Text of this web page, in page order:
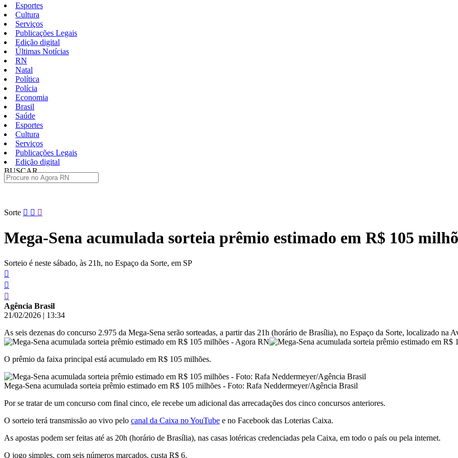
Esportes
Cultura
Serviços
Publicações Legais
Edição digital
Últimas Notícias
RN
Natal
Política
Polícia
Economia
Brasil
Saúde
Esportes
Cultura
Serviços
Publicações Legais
Edição digital
BUSCAR
Pular
conteúdo
Sorte
Mega-Sena acumulada sorteia prêmio estimado em R$ 105
Sorteio é neste sábado, às 21h, no Espaço da Sorte, em SP
Agência Brasil
21/02/2026 | 13:34
As seis dezenas do concurso 2.975 da Mega-Sena serão sorteadas, a partir das 21h (horário de Brasília), no Espaço da Sorte, localizado na
O prêmio da faixa principal está acumulado em R$ 105 milhões.
Mega-Sena acumulada sorteia prêmio estimado em R$ 105 milhões - Foto: Rafa Neddermeyer/Agência Brasil
Por se tratar de um concurso com final cinco, ele recebe um adicional das arrecadações dos cinco concursos anteriores.
O sorteio terá transmissão ao vivo pelo canal da Caixa no YouTube e no Facebook das Loterias Caixa.
As apostas podem ser feitas até as 20h (horário de Brasília), nas casas lotéricas credenciadas pela Caixa, em todo o país ou pela internet.
O jogo simples, com seis números marcados, custa R$ 6.